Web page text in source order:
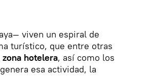
viven un espiral de
turístico, que entre otras
hotelera, así como los
esa actividad, la